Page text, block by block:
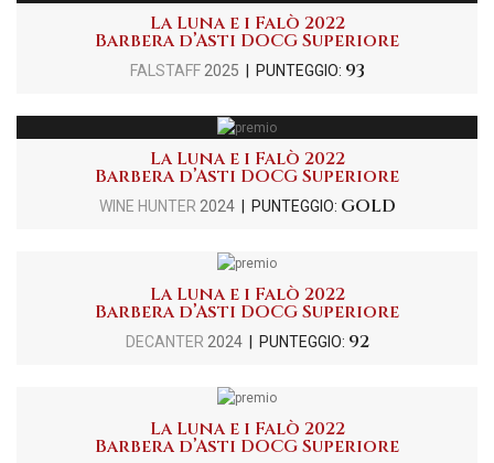
La Luna e i Falò 2022
Barbera d’Asti DOCG Superiore
FALSTAFF 2025 | PUNTEGGIO: 93
La Luna e i Falò 2022
Barbera d’Asti DOCG Superiore
WINE HUNTER 2024| PUNTEGGIO: GOLD
La Luna e i Falò 2022
Barbera d’Asti DOCG Superiore
DECANTER 2024| PUNTEGGIO: 92
La Luna e i Falò 2022
Barbera d’Asti DOCG Superiore